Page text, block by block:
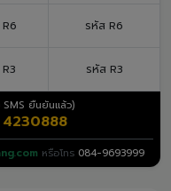
รหัส R6
รหัส R3
ยืนยันแล้ว)
4230888
หรือโทร 084-9693999